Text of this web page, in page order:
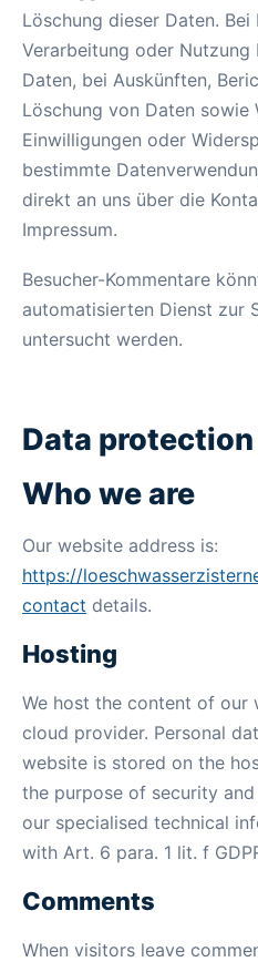
Löschung dieser Daten. Bei
Verarbeitung oder Nutzung
Daten, bei Auskünften,
Löschung von Daten
Einwilligungen oder
bestimmte
direkt an uns über die
Impressum.
Besucher-Kommentare
automatisierten Dienst zur
untersucht werden.
Data
Who we are
Our website address is:
https://
contact details.
Hosting
We host the content of our
cloud provider. Personal
website is stored on the
the purpose of security
our specialised technical
with Art. 6 para. 1 lit. f
Comments
When visitors leave